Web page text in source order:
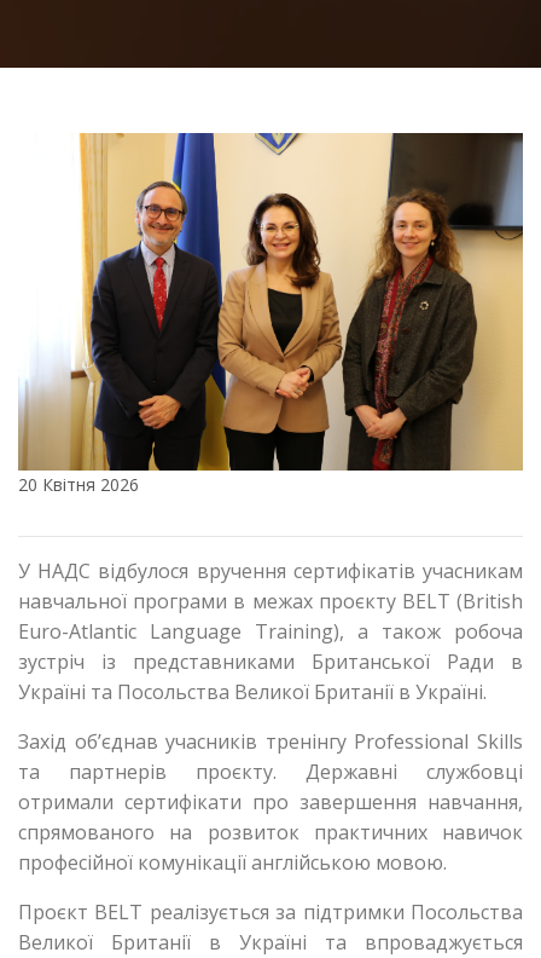
20 Квітня 2026
У НАДС відбулося вручення сертифікатів учасникам
навчальної програми в межах проєкту BELT (British
Euro-Atlantic Language Training), а також робоча
зустріч із представниками Британської Ради в
Україні та Посольства Великої Британії в Україні.
Захід об’єднав учасників тренінгу Professional Skills
та партнерів проєкту. Державні службовці
отримали сертифікати про завершення навчання,
спрямованого на розвиток практичних навичок
професійної комунікації англійською мовою.
Проєкт BELT реалізується за підтримки Посольства
Великої Британії в Україні та впроваджується